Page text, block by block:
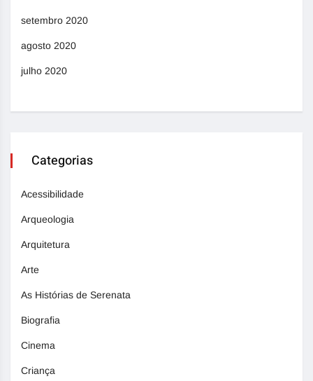
setembro 2020
agosto 2020
julho 2020
Categorias
Acessibilidade
Arqueologia
Arquitetura
Arte
As Histórias de Serenata
Biografia
Cinema
Criança